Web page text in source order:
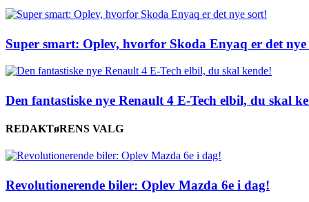
Super smart: Oplev, hvorfor Skoda Enyaq er det nye
Den fantastiske nye Renault 4 E-Tech elbil, du skal
REDAKTøRENS VALG
Revolutionerende biler: Oplev Mazda 6e i dag!